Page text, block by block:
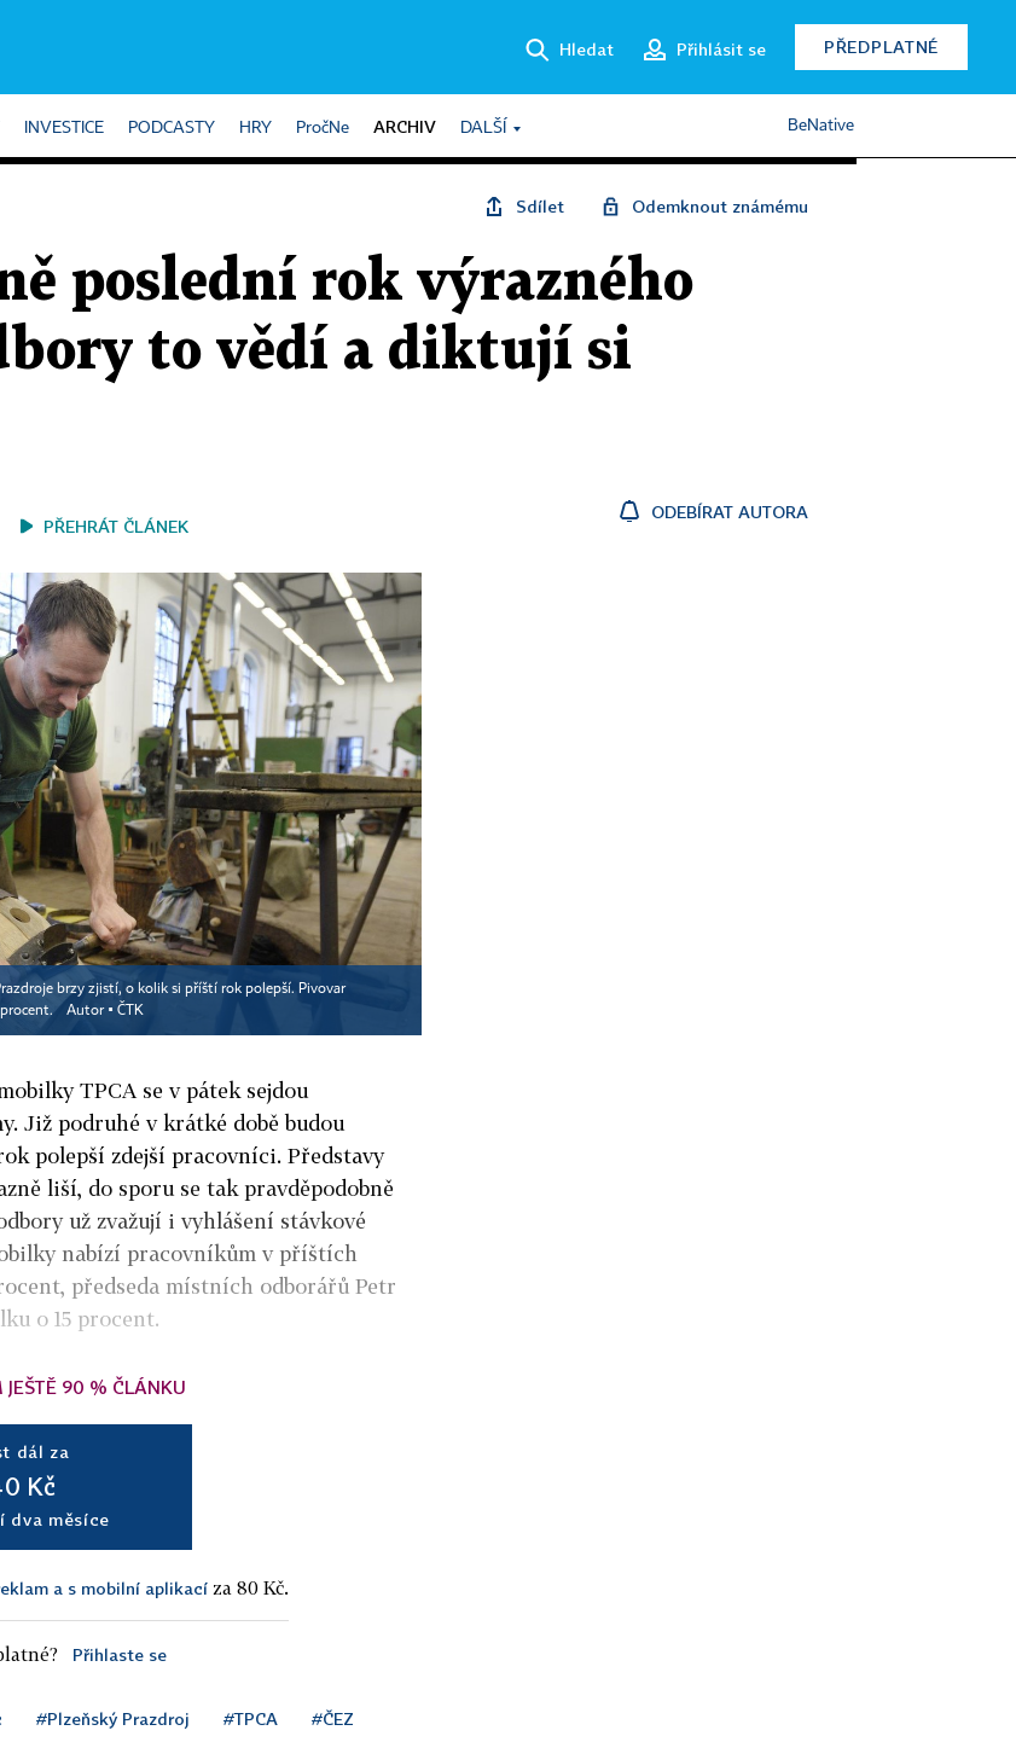
Hledat Přihlásit se PŘEDPLATNÉ
INVESTICE PODCASTY HRY PročNe ARCHIV DALŠÍ BeNative
Sdílet Odemknout známému
poslední rok výrazného
to vědí a diktují si
PŘEHRÁT ČLÁNEK
ODEBÍRAT AUTORA
brzy zjistí, o kolik si příští rok polepší. Pivovar
procent.
Autor ▪ ČTK
TPCA se v pátek sejdou
Již podruhé v krátké době budou
polepší zdejší pracovníci. Představy
liší, do sporu se tak pravděpodobně
už zvažují i vyhlášení stávkové
nabízí pracovníkům v příštích
předseda místních odborářů Petr
o 15 procent.
90 % ČLÁNKU
dál za
Kč
dva měsíce
a s mobilní aplikací za 80 Kč.
Přihlaste se
#Plzeňský Prazdroj #TPCA #ČEZ